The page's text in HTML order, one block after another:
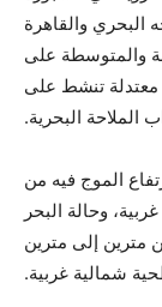
البحري والقاهرة
والمتوسطة على
معتدلة تنشط على
الملاحة البحرية.
الموج فيه من
وحالة البحر
مترين إلى مترين
شمالية غربية.